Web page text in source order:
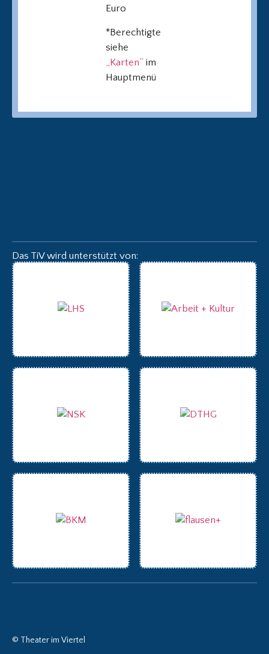
Euro
*Berechtigte
siehe
„Karten” im
Hauptmenü
Das TiV wird unterstützt von:
© Theater im Viertel